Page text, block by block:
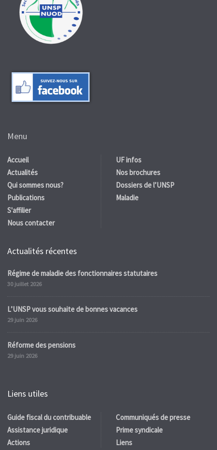
Menu
Accueil
Actualités
Qui sommes nous?
Publications
S'affilier
Nous contacter
UF infos
Nos brochures
Dossiers de l’UNSP
Maladie
Actualités récentes
Régime de maladie des fonctionnaires statutaires
30 juillet 2026
L’UNSP vous souhaite de bonnes vacances
29 juin 2026
Réforme des pensions
29 juin 2026
Liens utiles
Guide fiscal du contribuable
Assistance juridique
Actions
Communiqués de presse
Prime syndicale
Liens